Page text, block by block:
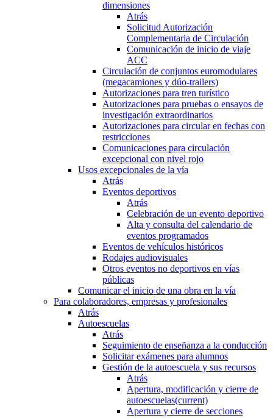
dimensiones
Atrás
Solicitud Autorización
Complementaria de Circulación
Comunicación de inicio de viaje
ACC
Circulación de conjuntos euromodulares
(megacamiones y dúo-trailers)
Autorizaciones para tren turístico
Autorizaciones para pruebas o ensayos de
investigación extraordinarios
Autorizaciones para circular en fechas con
restricciones
Comunicaciones para circulación
excepcional con nivel rojo
Usos excepcionales de la vía
Atrás
Eventos deportivos
Atrás
Celebración de un evento deportivo
Alta y consulta del calendario de
eventos programados
Eventos de vehículos históricos
Rodajes audiovisuales
Otros eventos no deportivos en vías
públicas
Comunicar el inicio de una obra en la vía
Para colaboradores, empresas y profesionales
Atrás
Autoescuelas
Atrás
Seguimiento de enseñanza a la conducción
Solicitar exámenes para alumnos
Gestión de la autoescuela y sus recursos
Atrás
Apertura, modificación y cierre de
autoescuelas(current)
Apertura y cierre de secciones